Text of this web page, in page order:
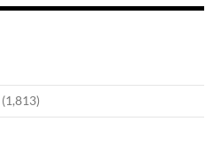
(1,813)